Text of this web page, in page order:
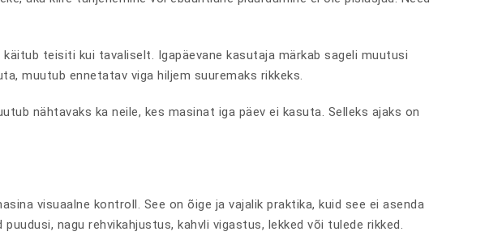
teisiti kui tavaliselt. Igapäevane kasutaja märkab sageli muutusi
muutub ennetatav viga hiljem suuremaks rikkeks.
nähtavaks ka neile, kes masinat iga päev ei kasuta. Selleks ajaks on
visuaalne kontroll. See on õige ja vajalik praktika, kuid see ei asenda
nagu rehvikahjustus, kahvli vigastus, lekked või tulede rikked.